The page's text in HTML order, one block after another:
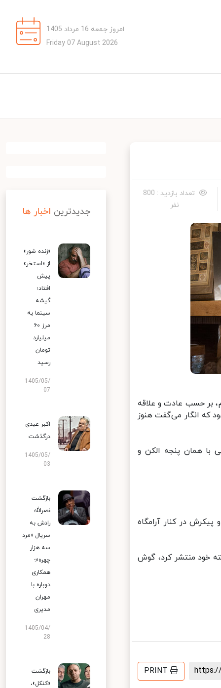
امروز جمعه 16 مرداد 1405
Friday 07 August 2026
تعداد بازدید : 800
نفر
بر حسب عادت و علاقه
که انگار می‌گفت هنوز
همان پنجه الکن و
و پیکرش در کنار آرامگاه
خود منتشر کرد، گوش
PRINT
جدیدترین اخبار ها
«زنده شور»
از «استخر»
پیش
افتاد؛
گیشه
سینما به
مرز ۶۰
میلیارد
تومان
رسید
1405/05/
07
اکبر عبدی
درگذشت
1405/05/
03
بازگشت
نصرالله
رادش به
سریال «مرد
سه هزار
چهره»؛
همکاری
دوباره با
مهران
مدیری
1405/04/
28
بازگشت
«کنکل»،